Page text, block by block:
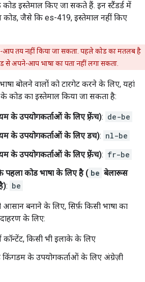
कोड इस्तेमाल किए जा सकते हैं. इन स्टैंडर्ड में
कोड, जैसे कि es-419, इस्तेमाल नहीं किए
तय नहीं किया जा सकता. पहले कोड का मतलब है
से अपने-आप भाषा का पता नहीं लगा सकता.
बोलने वालों को टारगेट करने के लिए, यहां
कोड का इस्तेमाल किया जा सकता है:
के उपयोगकर्ताओं के लिए फ़्रेंच): de-be
के उपयोगकर्ताओं के लिए डच): nl-be
के उपयोगकर्ताओं के लिए फ़्रेंच): fr-be
पहला कोड भाषा के लिए है ( be बेलारूस
: be
आसान बनाने के लिए, सिर्फ़ किसी भाषा का
के लिए:
कॉन्टेंट, किसी भी इलाके के लिए
किंगडम के उपयोगकर्ताओं के लिए अंग्रेज़ी